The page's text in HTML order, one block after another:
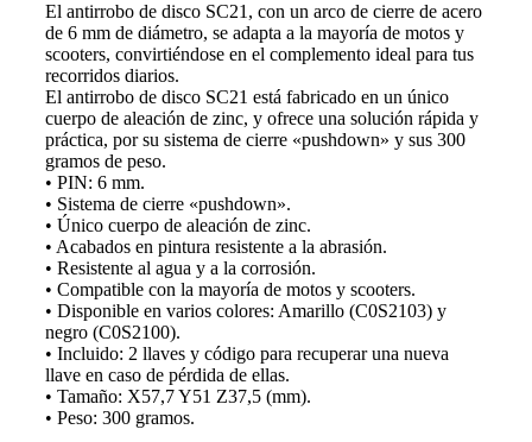
El antirrobo de disco SC21, con un arco de cierre de acero
de 6 mm de diámetro, se adapta a la mayoría de motos y
scooters, convirtiéndose en el complemento ideal para tus
recorridos diarios.
El antirrobo de disco SC21 está fabricado en un único
cuerpo de aleación de zinc, y ofrece una solución rápida y
práctica, por su sistema de cierre «pushdown» y sus 300
gramos de peso.
• PIN: 6 mm.
• Sistema de cierre «pushdown».
• Único cuerpo de aleación de zinc.
• Acabados en pintura resistente a la abrasión.
• Resistente al agua y a la corrosión.
• Compatible con la mayoría de motos y scooters.
• Disponible en varios colores: Amarillo (C0S2103) y
negro (C0S2100).
• Incluido: 2 llaves y código para recuperar una nueva
llave en caso de pérdida de ellas.
• Tamaño: X57,7 Y51 Z37,5 (mm).
• Peso: 300 gramos.